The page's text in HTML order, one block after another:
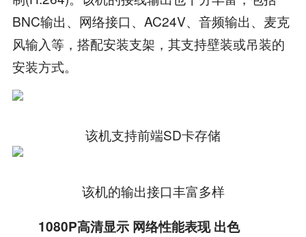
BNC输出、网络接口、AC24V、音频输出、麦克
风输入等，搭配安装支架，其支持壁装或吊装的
安装方式。
该机支持前端SD卡存储
该机的输出接口丰富多样
1080P高清显示 网络性能表现 出色